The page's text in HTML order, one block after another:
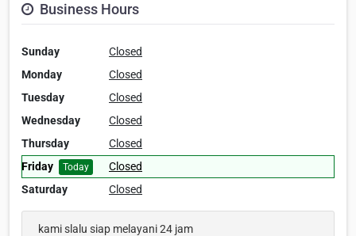
Business Hours
Sunday
Closed
Monday
Closed
Tuesday
Closed
Wednesday
Closed
Thursday
Closed
Friday
Today
Closed
Saturday
Closed
kami slalu siap melayani 24 jam